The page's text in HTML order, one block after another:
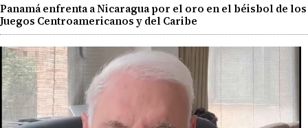
Panamá enfrenta a Nicaragua por el oro en el béisbol de los
Juegos Centroamericanos y del Caribe